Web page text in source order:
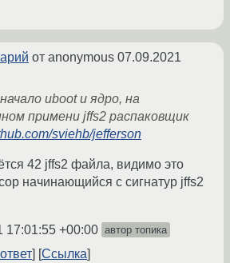
от anonymous 07.09.2021
uboot и ядро, на
примени jffs2 распаковщик
sviehb/jefferson
42 jffs2 файла, видимо это
начинающийся с сигнатур jffs2
17:01:55 +00:00 автор топика
Ссылка